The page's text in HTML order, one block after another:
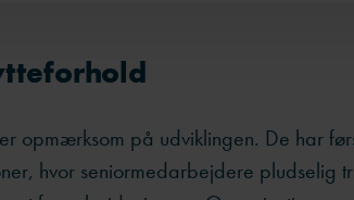
opmærksom på udviklingen. De har
hvor seniormedarbejdere pludselig